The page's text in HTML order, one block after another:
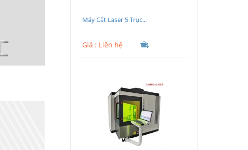
Máy Cắt Laser 5 Trục...
Giá : Liên hệ